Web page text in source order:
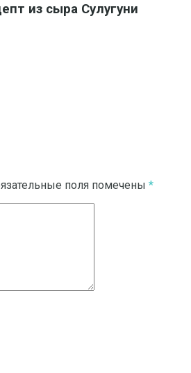
из сыра Сулугуни
поля помечены *